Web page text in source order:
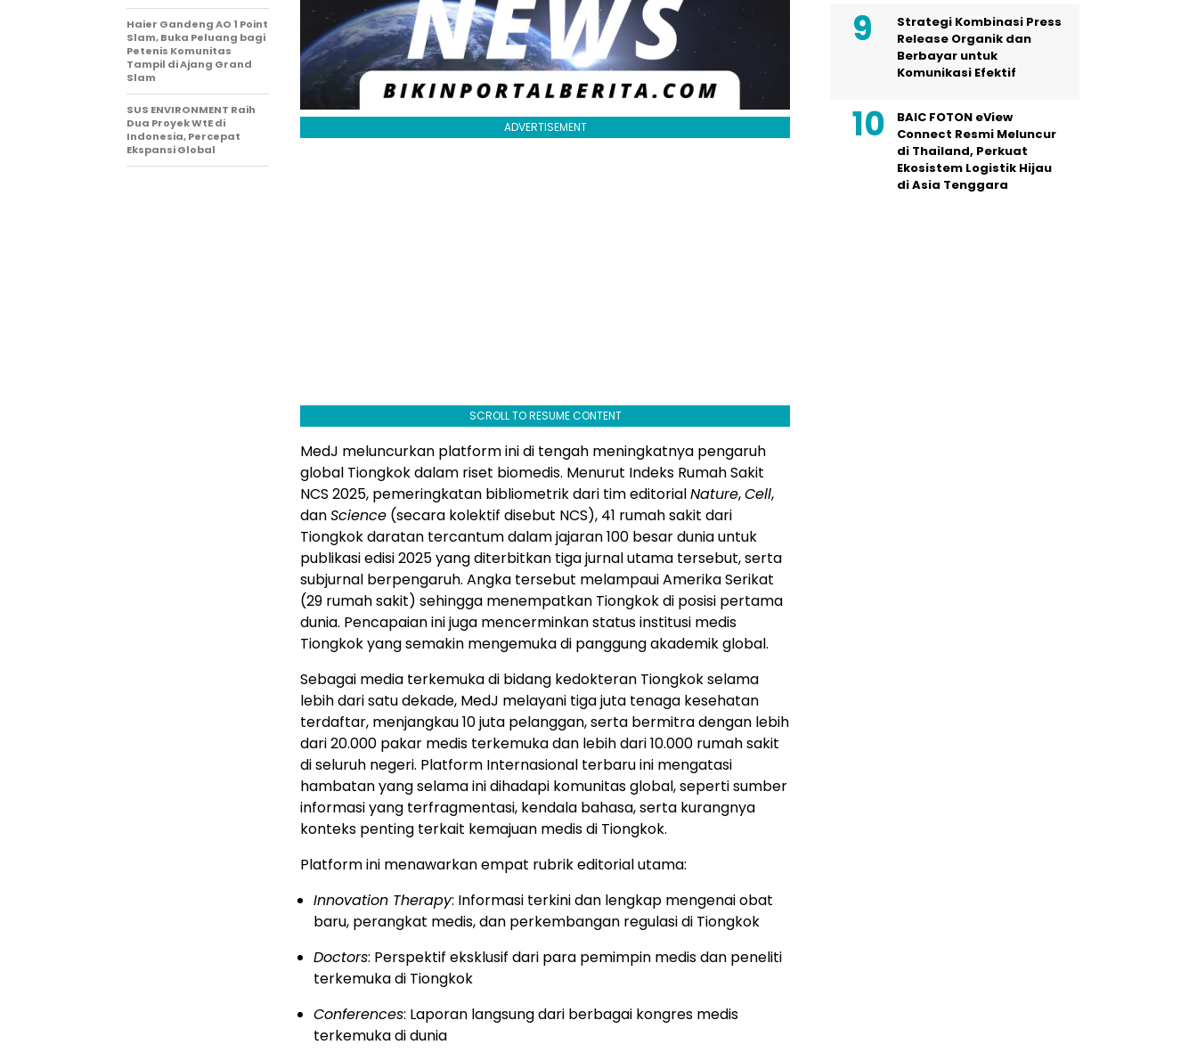
ADVERTISEMENT
SCROLL TO RESUME CONTENT
MedJ meluncurkan platform ini di tengah meningkatnya pengaruh
global Tiongkok dalam riset biomedis. Menurut Indeks Rumah Sakit
NCS 2025, pemeringkatan bibliometrik dari tim editorialNature,Cell,
danScience (secara kolektif disebut NCS), 41 rumah sakit dari
Tiongkok daratan tercantum dalam jajaran 100 besar dunia untuk
publikasi edisi 2025 yang diterbitkan tiga jurnal utama tersebut, serta
subjurnal berpengaruh. Angka tersebut melampaui Amerika Serikat
(29 rumah sakit) sehingga menempatkan Tiongkok di posisi pertama
dunia. Pencapaian ini juga mencerminkan status institusi medis
Tiongkok yang semakin mengemuka di panggung akademik global.
Sebagai media terkemuka di bidang kedokteran Tiongkok selama
lebih dari satu dekade, MedJ melayani tiga juta tenaga kesehatan
terdaftar, menjangkau 10 juta pelanggan, serta bermitra dengan lebih
dari 20.000 pakar medis terkemuka dan lebih dari 10.000 rumah sakit
di seluruh negeri. Platform Internasional terbaru ini mengatasi
hambatan yang selama ini dihadapi komunitas global, seperti sumber
informasi yang terfragmentasi, kendala bahasa, serta kurangnya
konteks penting terkait kemajuan medis di Tiongkok.
Platform ini menawarkan empat rubrik editorial utama:
Innovation Therapy: Informasi terkini dan lengkap mengenai obat
baru, perangkat medis, dan perkembangan regulasi di Tiongkok
Doctors: Perspektif eksklusif dari para pemimpin medis dan peneliti
terkemuka di Tiongkok
Conferences: Laporan langsung dari berbagai kongres medis
terkemuka di dunia
Haier Gandeng AO 1 Point
Slam, Buka Peluang bagi
Petenis Komunitas
Tampil di Ajang Grand
Slam
SUS ENVIRONMENT Raih
Dua Proyek WtE di
Indonesia, Percepat
Ekspansi Global
Strategi Kombinasi Press
Release Organik dan
Berbayar untuk
Komunikasi Efektif
BAIC FOTON eView
Connect Resmi Meluncur
di Thailand, Perkuat
Ekosistem Logistik Hijau
di Asia Tenggara